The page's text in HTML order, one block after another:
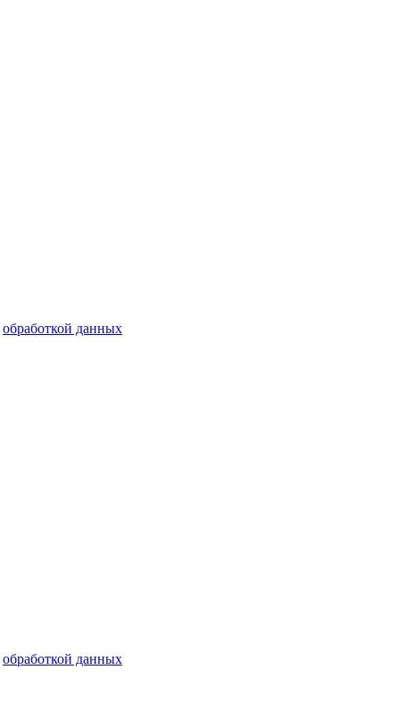
обработкой данных
обработкой данных